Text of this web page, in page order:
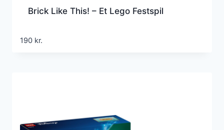
Brick Like This! – Et Lego Festspil
190 kr.